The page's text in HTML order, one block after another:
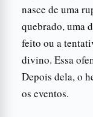
nasce de uma
quebrado, uma
feito ou a
divino. Essa
Depois dela, o
os eventos.